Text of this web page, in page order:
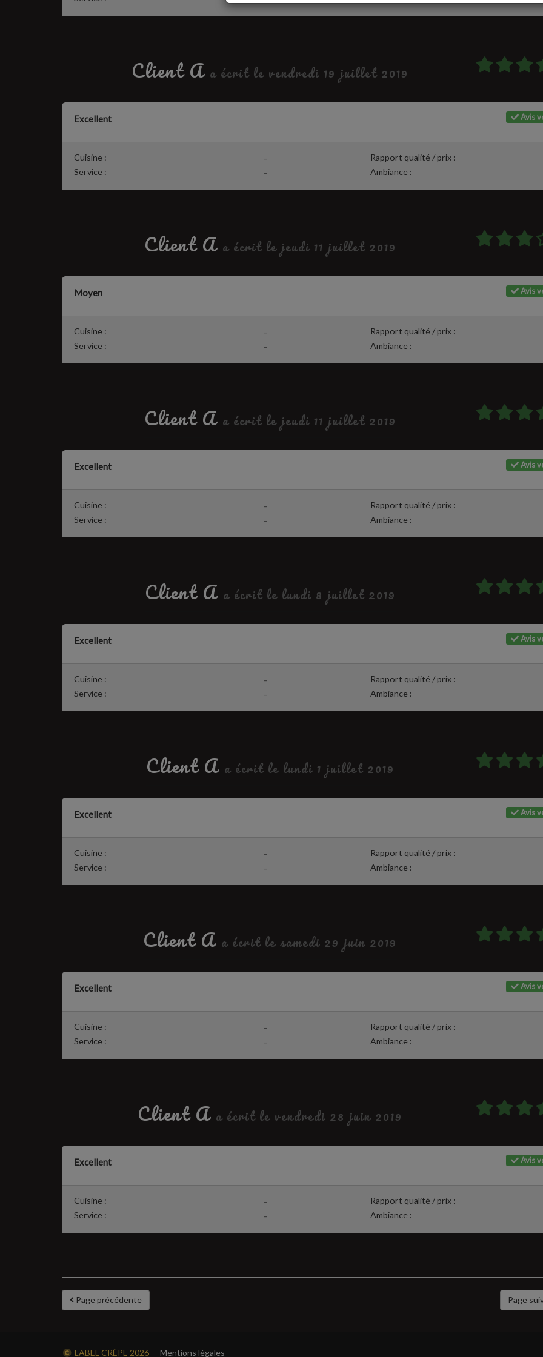
Client A a écrit le vendredi 19 juillet 2019
Avis
Excellent
-
Cuisine : Rapport qualité / prix :
-
Service : Ambiance :
Client A a écrit le jeudi 11 juillet 2019
Avis
Moyen
-
Cuisine : Rapport qualité / prix :
-
Service : Ambiance :
Client A a écrit le jeudi 11 juillet 2019
Avis
Excellent
-
Cuisine : Rapport qualité / prix :
-
Service : Ambiance :
Client A a écrit le lundi 8 juillet 2019
Avis
Excellent
-
Cuisine : Rapport qualité / prix :
-
Service : Ambiance :
Client A a écrit le lundi 1 juillet 2019
Avis
Excellent
-
Cuisine : Rapport qualité / prix :
-
Service : Ambiance :
Client A a écrit le samedi 29 juin 2019
Avis
Excellent
-
Cuisine : Rapport qualité / prix :
-
Service : Ambiance :
Client A a écrit le vendredi 28 juin 2019
Avis
Excellent
-
Cuisine : Rapport qualité / prix :
-
Service : Ambiance :
Page
Page précédente
LABEL CRÊPE 2026 — Mentions légales